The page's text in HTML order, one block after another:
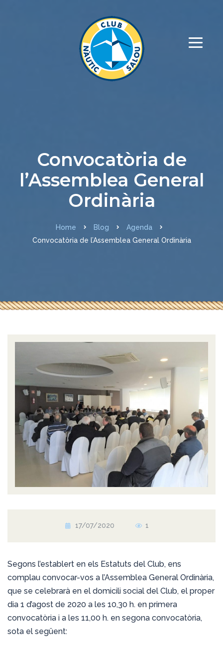
Convocatòria de
l’Assemblea General
Ordinària
Home Blog
Agenda
Convocatòria de l’Assemblea General Ordinària
17/07/2020 1
Segons l’establert en els Estatuts del Club, ens
complau convocar-vos a l’Assemblea General Ordinària,
que se celebrarà en el domicili social del Club, el proper
dia 1 d’agost de 2020 a les 10,30 h. en primera
convocatòria i a les 11,00 h. en segona convocatòria,
sota el següent: